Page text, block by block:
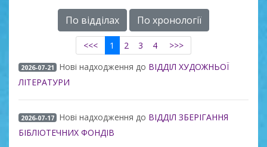
По відділах По хронології
<<< 1 2 3 4 >>>
2026-07-21 Нові надходження до ВІДДІЛ ХУДОЖНЬОЇ
ЛІТЕРАТУРИ
2026-07-17 Нові надходження до ВІДДІЛ ЗБЕРІГАННЯ
БІБЛІОТЕЧНИХ ФОНДІВ